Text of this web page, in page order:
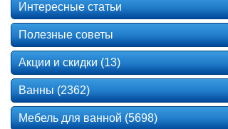
Интересные статьи
Полезные советы
Акции и скидки (13)
Ванны (2362)
Мебель для ванной (5698)